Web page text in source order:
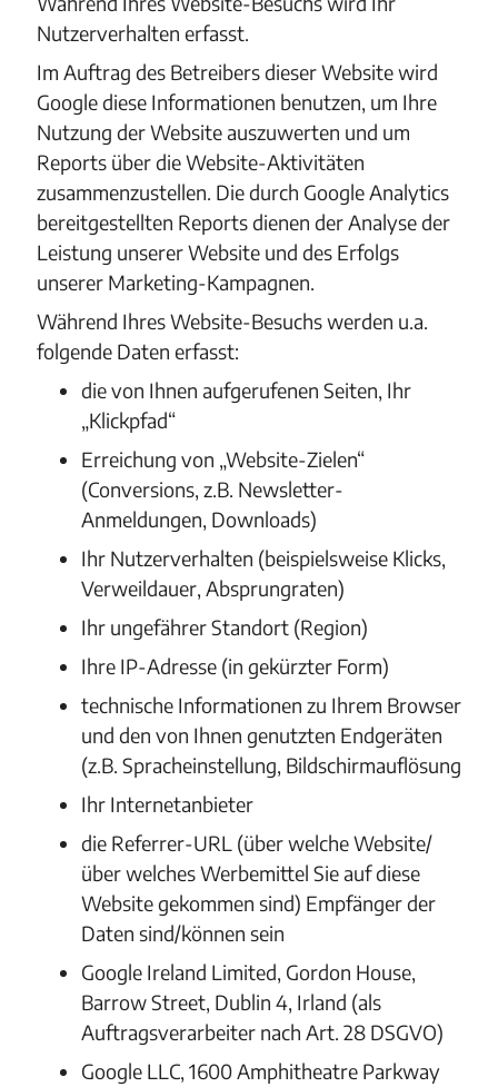
Nutzerverhalten erfasst.
Im Auftrag des Betreibers dieser Website wird
Google diese Informationen benutzen, um Ihre
Nutzung der Website auszuwerten und um
Reports über die Website-Aktivitäten
zusammenzustellen. Die durch Google Analytics
bereitgestellten Reports dienen der Analyse der
Leistung unserer Website und des Erfolgs
unserer Marketing-Kampagnen.
Während Ihres Website-Besuchs werden u.a.
folgende Daten erfasst:
die von Ihnen aufgerufenen Seiten, Ihr
„Klickpfad“
Erreichung von „Website-Zielen“
(Conversions, z.B. Newsletter-
Anmeldungen, Downloads)
Ihr Nutzerverhalten (beispielsweise Klicks,
Verweildauer, Absprungraten)
Ihr ungefährer Standort (Region)
Ihre IP-Adresse (in gekürzter Form)
technische Informationen zu Ihrem Browser
und den von Ihnen genutzten Endgeräten
(z.B. Spracheinstellung, Bildschirmauflösung
Ihr Internetanbieter
die Referrer-URL (über welche Website/
über welches Werbemittel Sie auf diese
Website gekommen sind) Empfänger der
Daten sind/können sein
Google Ireland Limited, Gordon House,
Barrow Street, Dublin 4, Irland (als
Auftragsverarbeiter nach Art. 28 DSGVO)
Google LLC, 1600 Amphitheatre Parkway